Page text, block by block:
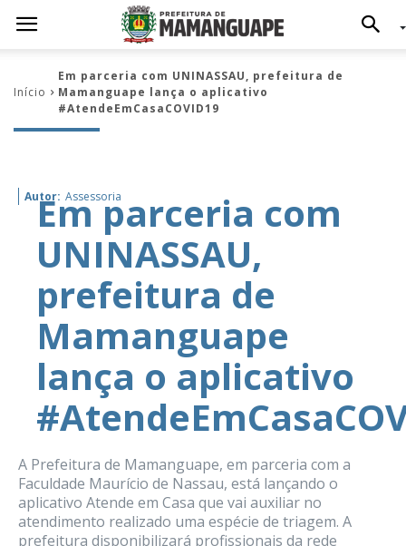
Início
Em parceria com UNINASSAU, prefeitura de
Mamanguape lança o aplicativo
#AtendeEmCasaCOVID19
Autor: Assessoria
Em parceria com
UNINASSAU,
prefeitura de
Mamanguape
lança o aplicativo
A Prefeitura de Mamanguape, em parceria com a
Faculdade Maurício de Nassau, está lançando o
aplicativo Atende em Casa que vai auxiliar no
atendimento realizado uma espécie de triagem. A
prefeitura disponibilizará profissionais da rede